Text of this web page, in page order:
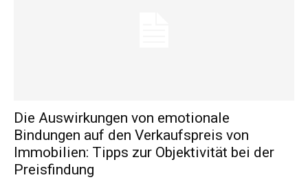
Die Auswirkungen von emotionale
Bindungen auf den Verkaufspreis von
Immobilien: Tipps zur Objektivität bei der
Preisfindung